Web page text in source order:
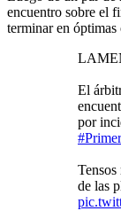
encuentro sobre el
terminar en óptimas
El
por
de las